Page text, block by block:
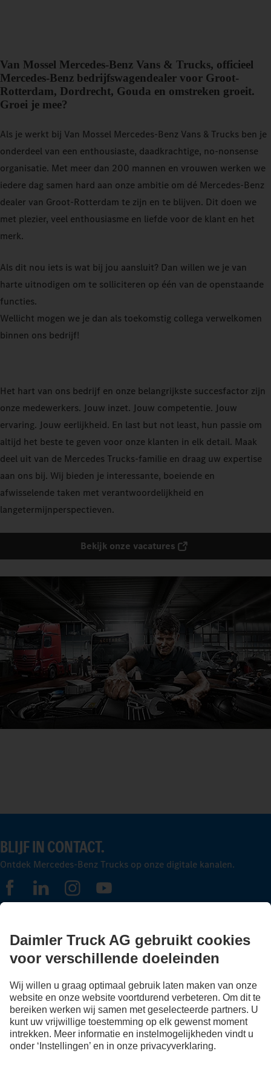
Van Mossel Mercedes-Benz Vans & Trucks, officieel
Mercedes-Benz bedrijfswagendealer voor Groot-
Rotterdam, Dordrecht, Gouda en omstreken groeit.
Groei je mee?
Als je werkt bij Van Mossel Mercedes-Benz Vans & Trucks ben je
onderdeel van een enthousiaste, daadkrachtige, no-nonsense
organisatie. Met meer dan 200 mannen en vrouwen werken we
iedere dag samen hard aan onze ambitie om dé Mercedes-Benz
dealer van Groot-Rotterdam te zijn en te blijven. Dit doen we
met plezier, veel enthousiasme en liefde voor de klant en het
merk.
Als dit nou iets is wat bij jou aansluit? Dan willen we je van
harte uitnodigen om te solliciteren op één van de openstaande
functies.
Wellicht mogen we je dan als toekomstig collega verwelkomen
binnen ons bedrijf!
Het hart van ons bedrijf en onze belangrijkste succesfactor zijn
onze medewerkers. Jouw inzet. Jouw competentie. Jouw
ervaring. Jouw eerlijkheid. En last but not least, hun passie om
altijd het beste te geven voor onze klanten in elk detail. Maak
deel uit van de Mercedes Trucks-familie en draag uw expertise
aan ons bij. Wij bieden je interessante, boeiende en
afwisselende taken met verantwoordelijkheid en
langetermijnperspectieven.
Bekijk onze vacatures
BLIJF IN CONTACT.
Ontdek Mercedes-Benz Trucks op onze digitale kanalen.
FOLLOW THE ROADSTARS.
Deel nu ervaringen met andere truckers.